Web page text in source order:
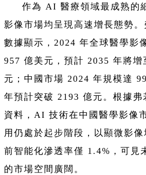
作為 AI 醫療領域最成熟的
影像市場均呈現高速增長態勢
數據顯示，2024 年全球醫學影
957 億美元，預計 2035 年將增
元；中國市場 2024 年規模達
年預計突破 2193 億元。根據弗
資料，AI 技術在中國醫學影像
用仍處於起步階段，以顯微影
前智能化滲透率僅 1.4%，可見
的市場空間廣闊。